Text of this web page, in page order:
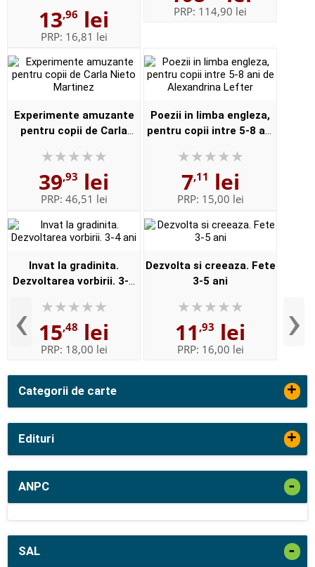
Categorii de carte +
Edituri +
ANPC -
SAL -
‹
Cartex
13,96 lei
PRP: 16,81 lei
PRP: 114,90 lei
Experimente amuzante
pentru copii de Carla
39,93 lei
PRP: 46,51 lei
Poezii in limba engleza,
pentru copii intre 5-8 ani
7,11 lei
PRP: 15,00 lei
Invat la gradinita.
Dezvoltarea vorbirii. 3-4
15,48 lei
PRP: 18,00 lei
Dezvolta si creeaza. Fete
3-5 ani
11 ,93 lei
PRP: 16,00 lei ›